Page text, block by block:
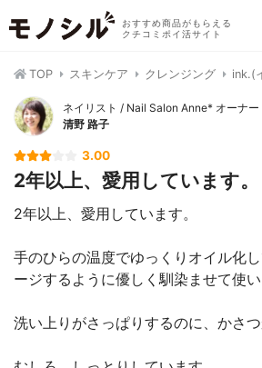
おすすめ商品がもらえる
クチコミポイ活サイト
TOP スキンケア クレンジング ink.(
ネイリスト / Nail Salon Anne* オーナー
清野 路子
3.00
2年以上、愛用しています
2年以上、愛用しています。
手のひらの温度でゆっくりオイル化
ージするように優しく馴染ませて使い
洗い上りがさっぱりするのに、かさつ